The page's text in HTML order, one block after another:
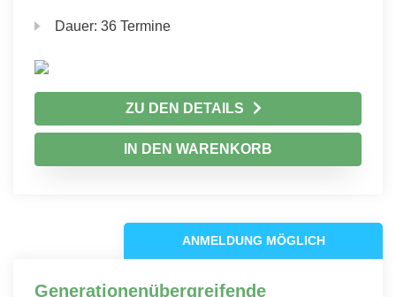
Dauer:36 Termine
ZU DEN DETAILS
IN DEN WARENKORB
ANMELDUNG MÖGLICH
Generationenübergreifende